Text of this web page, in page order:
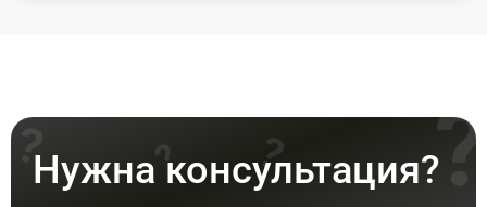
Нужна консультация?